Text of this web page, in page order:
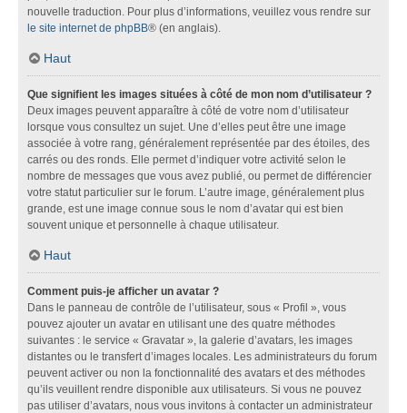
nouvelle traduction. Pour plus d’informations, veuillez vous rendre sur
le site internet de phpBB® (en anglais).
Haut
Que signifient les images situées à côté de mon nom d’utilisateur ?
Deux images peuvent apparaître à côté de votre nom d’utilisateur
lorsque vous consultez un sujet. Une d’elles peut être une image
associée à votre rang, généralement représentée par des étoiles, des
carrés ou des ronds. Elle permet d’indiquer votre activité selon le
nombre de messages que vous avez publié, ou permet de différencier
votre statut particulier sur le forum. L’autre image, généralement plus
grande, est une image connue sous le nom d’avatar qui est bien
souvent unique et personnelle à chaque utilisateur.
Haut
Comment puis-je afficher un avatar ?
Dans le panneau de contrôle de l’utilisateur, sous « Profil », vous
pouvez ajouter un avatar en utilisant une des quatre méthodes
suivantes : le service « Gravatar », la galerie d’avatars, les images
distantes ou le transfert d’images locales. Les administrateurs du forum
peuvent activer ou non la fonctionnalité des avatars et des méthodes
qu’ils veuillent rendre disponible aux utilisateurs. Si vous ne pouvez
pas utiliser d’avatars, nous vous invitons à contacter un administrateur